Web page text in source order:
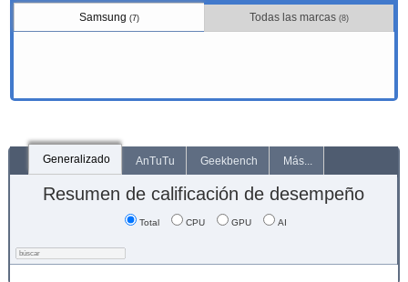
Samsung(7) Todas las marcas(8)
Generalizado AnTuTu Geekbench Más...
Resumen de calificación de desempeño
Total CPU GPU AI